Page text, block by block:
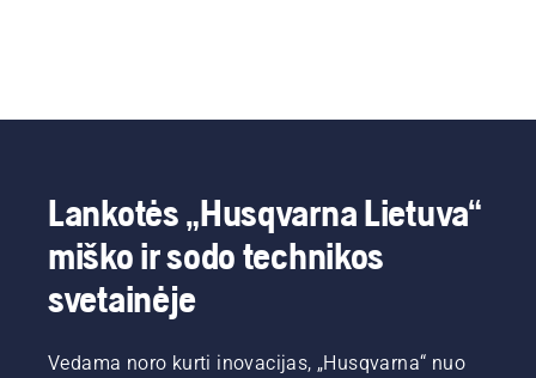
Lankotės „Husqvarna Lietuva“
miško ir sodo technikos
svetainėje
Vedama noro kurti inovacijas, „Husqvarna“ nuo